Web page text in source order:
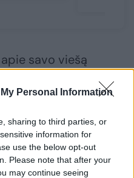
Personal Information
sharing to third parties, or
information for
use the below opt-out
Please note that after your
may continue seeing
savo viešą
atsiprašė
sakydamas, kad
yra krepšinyje